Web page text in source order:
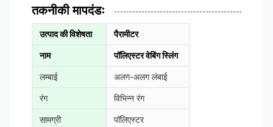
तकनीकी मापदंडः
उत्पाद की विशेषता पैरामीटर
नाम पॉलिएस्टर वेबिंग स्लिंग
लम्बाई अलग-अलग लंबाई
रंग विभिन्न रंग
सामग्री पॉलिएस्टर